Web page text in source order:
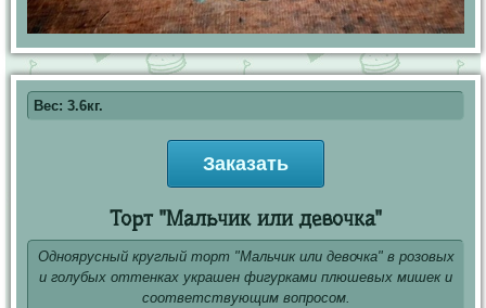
Вес: 3.6кг.
Заказать
Торт "Мальчик или девочка"
Одноярусный круглый торт "Мальчик или девочка" в розовых
и голубых оттенках украшен фигурками плюшевых мишек и
соответствующим вопросом.